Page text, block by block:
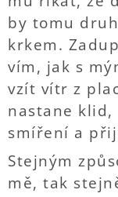
by tomu
krkem.
vím, jak s
vzít vítr z
nastane klid,
smíření a
Stejným
mě, tak